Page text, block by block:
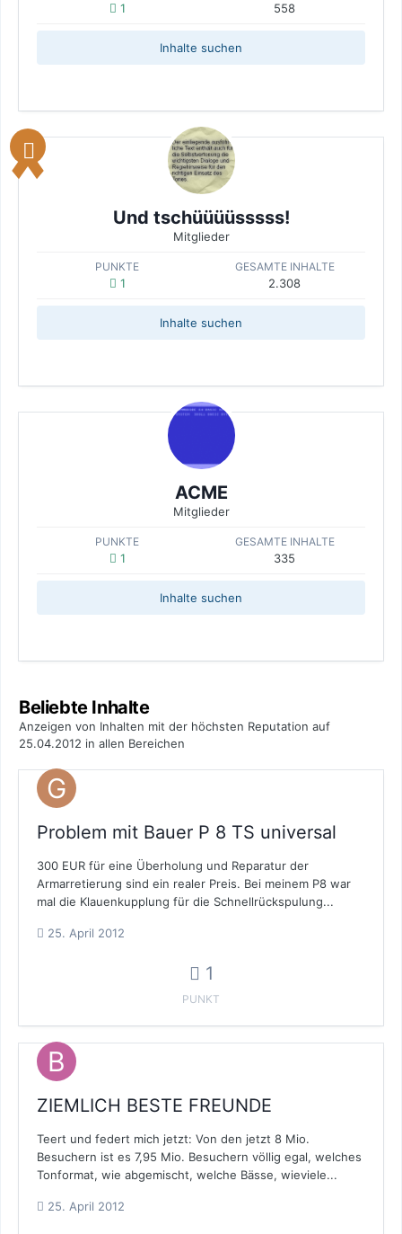
1 558
Inhalte suchen
Und tschüüüüsssss!
Mitglieder
PUNKTE
1
GESAMTE INHALTE
2.308
Inhalte suchen
ACME
Mitglieder
PUNKTE
1
GESAMTE INHALTE
335
Inhalte suchen
Beliebte Inhalte
Anzeigen von Inhalten mit der höchsten Reputation auf
25.04.2012 in allen Bereichen
Problem mit Bauer P 8 TS universal
300 EUR für eine Überholung und Reparatur der
Armarretierung sind ein realer Preis. Bei meinem P8 war
mal die Klauenkupplung für die Schnellrückspulung...
25. April 2012
1
PUNKT
ZIEMLICH BESTE FREUNDE
Teert und federt mich jetzt: Von den jetzt 8 Mio.
Besuchern ist es 7,95 Mio. Besuchern völlig egal, welches
Tonformat, wie abgemischt, welche Bässe, wieviele...
25. April 2012